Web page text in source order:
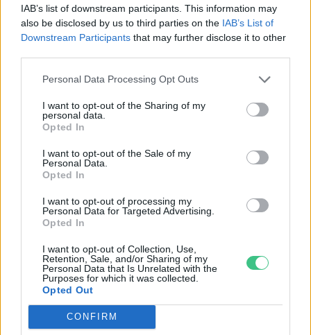
IAB’s list of downstream participants. This information may
also be disclosed by us to third parties on the IAB’s List of
Downstream Participants that may further disclose it to other
Personal Data Processing Opt Outs
I want to opt-out of the Sharing of my
personal data.
Opted In
I want to opt-out of the Sale of my
Personal Data.
Opted In
I want to opt-out of processing my
Personal Data for Targeted Advertising.
Opted In
I want to opt-out of Collection, Use,
Retention, Sale, and/or Sharing of my
Personal Data that Is Unrelated with the
Purposes for which it was collected.
Opted Out
CONFIRM
SZEMLE
Négy éven belül valósággá válhatnak az
KÖZLEKEDÉS
Történelmi aszály sújtja Nagy-
Britanniát is